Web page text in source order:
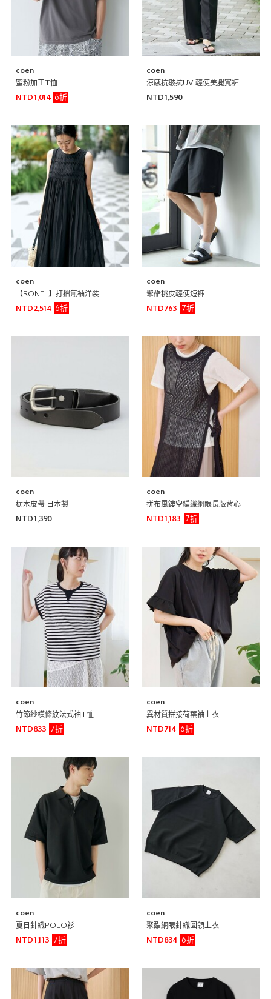
coen
蜜粉加工T恤
NTD1,014
6折
coen
涼感抗皺抗UV 輕便美腿寬褲
NTD1,590
coen
【RONEL】打摺無袖洋裝
NTD2,514
6折
coen
聚酯桃皮輕便短褲
NTD763
7折
coen
栃木皮帶 日本製
NTD1,390
coen
拼布風鏤空編織網眼長版背心
NTD1,183
7折
coen
竹節紗橫條紋法式袖T恤
NTD833
7折
coen
異材質拼接荷葉袖上衣
NTD714
6折
coen
夏日針織POLO衫
NTD1,113
7折
coen
聚酯網眼針織圓領上衣
NTD834
6折